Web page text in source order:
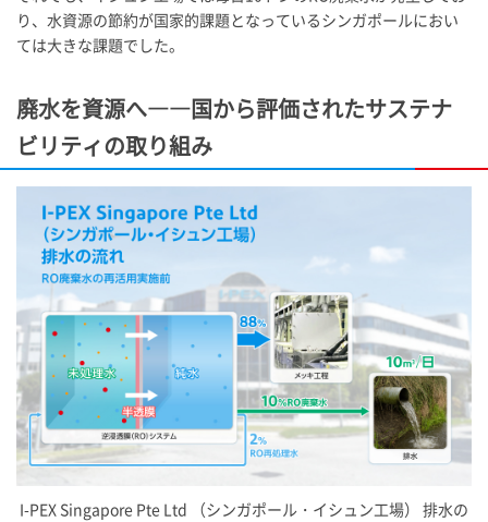
り、水資源の節約が国家的課題となっているシンガポールにおい
ては大きな課題でした。
廃水を資源へ――国から評価されたサステナ
ビリティの取り組み
I-PEX Singapore Pte Ltd （シンガポール・イシュン工場） 排水の